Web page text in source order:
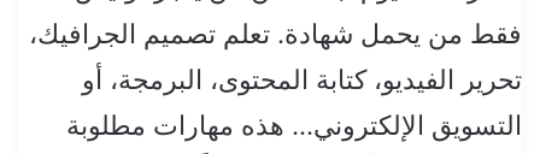
فقط من يحمل شهادة. تعلم تصميم الجرافيك،
تحرير الفيديو، كتابة المحتوى، البرمجة، أو
التسويق الإلكتروني… هذه مهارات مطلوبة